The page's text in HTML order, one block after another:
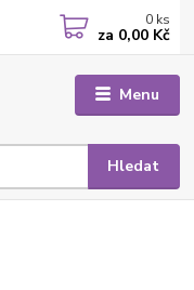
Menu
Hledat
0 ks
za 0,00 Kč